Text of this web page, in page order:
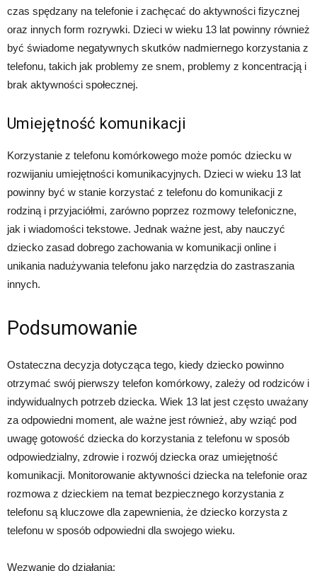
czas spędzany na telefonie i zachęcać do aktywności fizycznej
oraz innych form rozrywki. Dzieci w wieku 13 lat powinny również
być świadome negatywnych skutków nadmiernego korzystania z
telefonu, takich jak problemy ze snem, problemy z koncentracją i
brak aktywności społecznej.
Umiejętność komunikacji
Korzystanie z telefonu komórkowego może pomóc dziecku w
rozwijaniu umiejętności komunikacyjnych. Dzieci w wieku 13 lat
powinny być w stanie korzystać z telefonu do komunikacji z
rodziną i przyjaciółmi, zarówno poprzez rozmowy telefoniczne,
jak i wiadomości tekstowe. Jednak ważne jest, aby nauczyć
dziecko zasad dobrego zachowania w komunikacji online i
unikania nadużywania telefonu jako narzędzia do zastraszania
innych.
Podsumowanie
Ostateczna decyzja dotycząca tego, kiedy dziecko powinno
otrzymać swój pierwszy telefon komórkowy, zależy od rodziców i
indywidualnych potrzeb dziecka. Wiek 13 lat jest często uważany
za odpowiedni moment, ale ważne jest również, aby wziąć pod
uwagę gotowość dziecka do korzystania z telefonu w sposób
odpowiedzialny, zdrowie i rozwój dziecka oraz umiejętność
komunikacji. Monitorowanie aktywności dziecka na telefonie oraz
rozmowa z dzieckiem na temat bezpiecznego korzystania z
telefonu są kluczowe dla zapewnienia, że dziecko korzysta z
telefonu w sposób odpowiedni dla swojego wieku.
Wezwanie do działania: